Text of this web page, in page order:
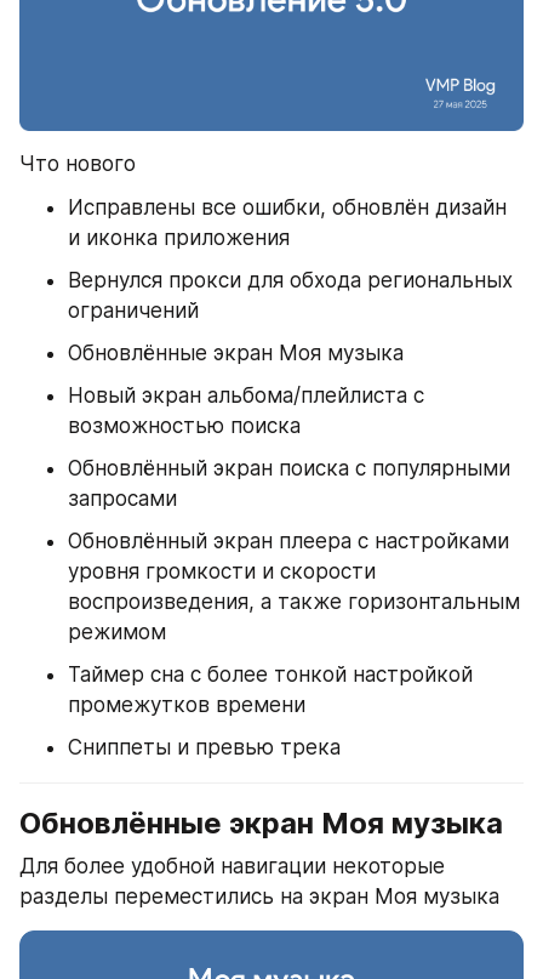
Что нового
Исправлены все ошибки, обновлён дизайн
и иконка приложения
Вернулся прокси для обхода региональных
ограничений
Обновлённые экран Моя музыка
Новый экран альбома/плейлиста с
возможностью поиска
Обновлённый экран поиска с популярными
запросами
Обновлённый экран плеера с настройками
уровня громкости и скорости
воспроизведения, а также горизонтальным
режимом
Таймер сна с более тонкой настройкой
промежутков времени
Сниппеты и превью трека
Обновлённые экран Моя музыка
Для более удобной навигации некоторые
разделы переместились на экран Моя музыка